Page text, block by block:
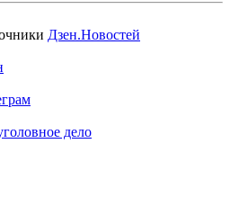
Дзен.Новостей
дело